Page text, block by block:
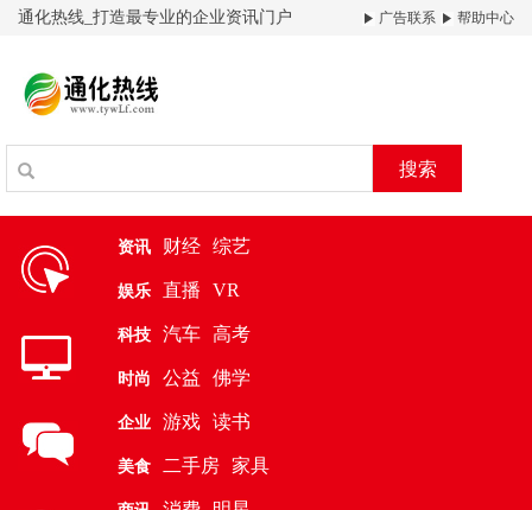
通化热线_打造最专业的企业资讯门户 广告联系 帮助中心
搜索
资讯 财经 综艺
娱乐 直播 VR
科技 汽车 高考
时尚 公益 佛学
企业 游戏 读书
美食 二手房 家具